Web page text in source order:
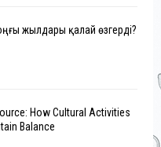
жылдары қалай өзгерді?
How Cultural Activities
Balance